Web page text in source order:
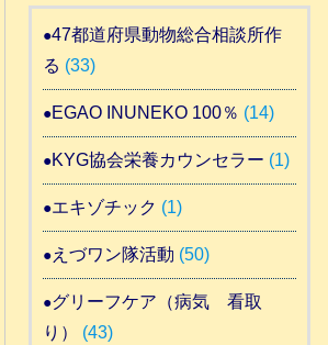
47都道府県動物総合相談所作
る (33)
EGAO INUNEKO 100％ (14)
KYG協会栄養カウンセラー (1)
エキゾチック (1)
えづワン隊活動 (50)
グリーフケア（病気 看取
り）
(43)